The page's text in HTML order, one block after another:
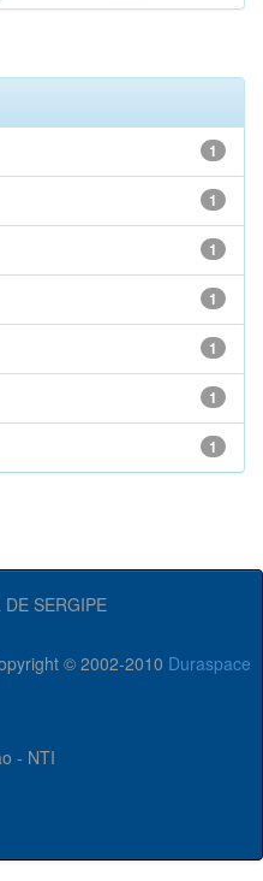
1
1
1
1
1
1
1
DE SERGIPE
© 2002-2010 Duraspace
- NTI